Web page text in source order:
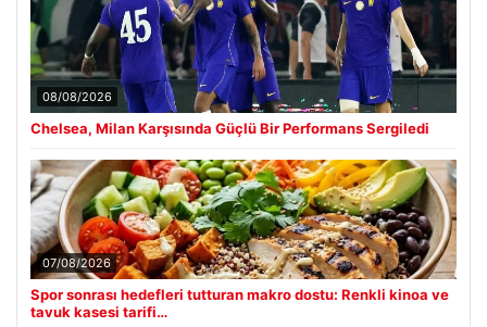
08/08/2026
Chelsea, Milan Karşısında Güçlü Bir Performans Sergiledi
07/08/2026
Spor sonrası hedefleri tutturan makro dostu: Renkli kinoa ve
tavuk kasesi tarifi…